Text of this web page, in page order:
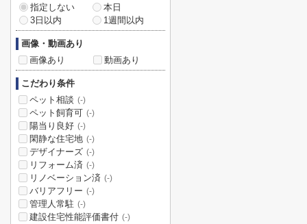
指定しない
本日
3日以内
1週間以内
画像・動画あり
画像あり
動画あり
こだわり条件
ペット相談 (-)
ペット飼育可 (-)
陽当り良好 (-)
閑静な住宅地 (-)
デザイナーズ (-)
リフォーム済 (-)
リノベーション済 (-)
バリアフリー (-)
管理人常駐 (-)
建設住宅性能評価書付 (-)